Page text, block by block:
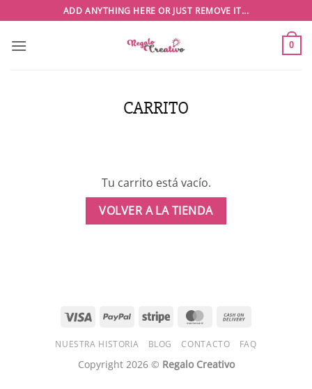
al
contenido
ADD ANYTHING HERE OR JUST REMOVE IT...
0
CARRITO
Tu carrito está vacío.
VOLVER A LA TIENDA
Visa PayPal Stripe MasterCard
Delivery
NUESTRA HISTORIA BLOG CONTACTO FAQ
Copyright 2026 © Regalo Creativo